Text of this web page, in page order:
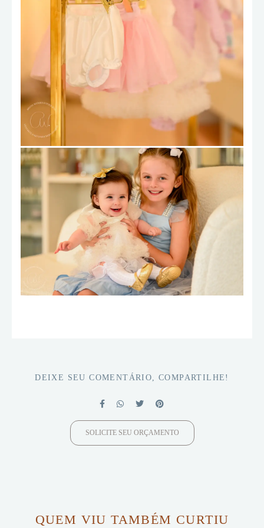
DEIXE SEU COMENTÁRIO, COMPARTILHE!
SOLICITE SEU ORÇAMENTO
QUEM VIU TAMBÉM CURTIU